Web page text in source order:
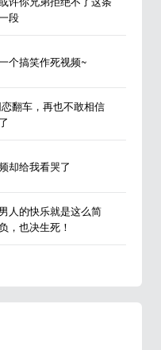
段
个搞笑作死视频~
翻车，再也不敢相信
却给我看哭了
人的快乐就是这么简
，也决生死！